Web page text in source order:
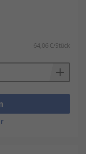
64,06 €/Stück